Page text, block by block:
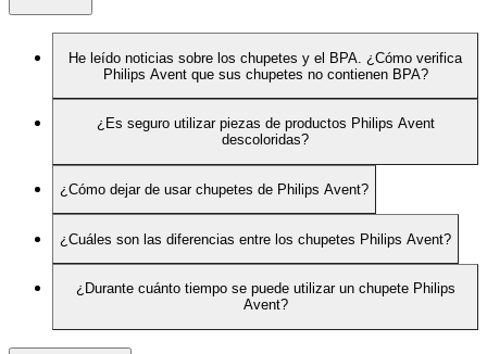
He leído noticias sobre los chupetes y el BPA. ¿Cómo verifica
Philips Avent que sus chupetes no contienen BPA?
¿Es seguro utilizar piezas de productos Philips Avent
descoloridas?
¿Cómo dejar de usar chupetes de Philips Avent?
¿Cuáles son las diferencias entre los chupetes Philips Avent?
¿Durante cuánto tiempo se puede utilizar un chupete Philips
Avent?